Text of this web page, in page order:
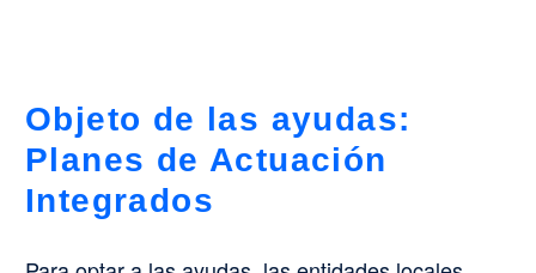
Objeto de las ayudas:
Planes de Actuación
Integrados